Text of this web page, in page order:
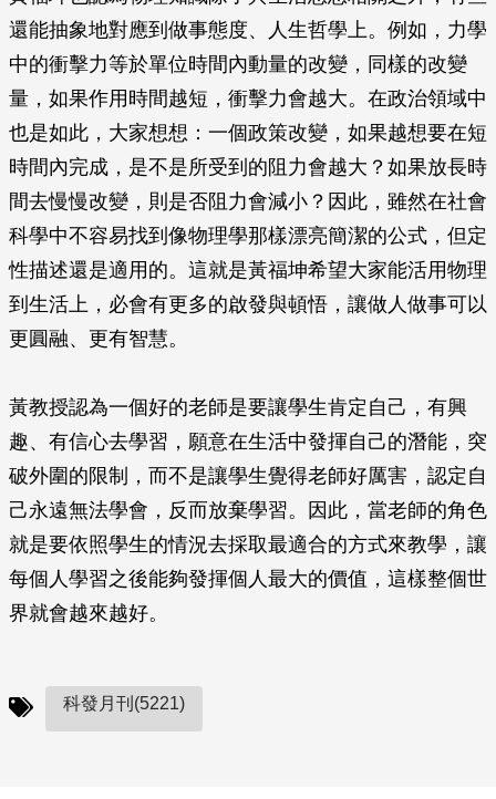
還能抽象地對應到做事態度、人生哲學上。例如，力學
中的衝擊力等於單位時間內動量的改變，同樣的改變
量，如果作用時間越短，衝擊力會越大。在政治領域中
也是如此，大家想想：一個政策改變，如果越想要在短
時間內完成，是不是所受到的阻力會越大？如果放長時
間去慢慢改變，則是否阻力會減小？因此，雖然在社會
科學中不容易找到像物理學那樣漂亮簡潔的公式，但定
性描述還是適用的。這就是黃福坤希望大家能活用物理
到生活上，必會有更多的啟發與頓悟，讓做人做事可以
更圓融、更有智慧。
黃教授認為一個好的老師是要讓學生肯定自己，有興
趣、有信心去學習，願意在生活中發揮自己的潛能，突
破外圍的限制，而不是讓學生覺得老師好厲害，認定自
己永遠無法學會，反而放棄學習。因此，當老師的角色
就是要依照學生的情況去採取最適合的方式來教學，讓
每個人學習之後能夠發揮個人最大的價值，這樣整個世
界就會越來越好。
科發月刊(5221)